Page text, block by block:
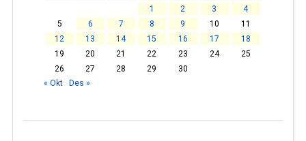
1
2 3
4
5
6 7 8 9 10
11
12
13 14 15 16 17
18
19
20 21 22 23 24
25
26
27 28 29
30
« Okt
Des »